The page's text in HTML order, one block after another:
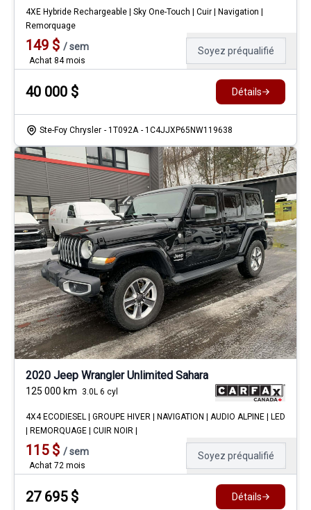
4XE Hybride Rechargeable | Sky One-Touch | Cuir | Navigation |
Remorquage
149 $ /sem
Achat 84 mois
Soyez préqualifié
40 000 $ Détails
Ste-Foy Chrysler - 1T092A - 1C4JJXP65NW119638
2020 Jeep Wrangler Unlimited Sahara
125 000 km 3.0L 6 cyl
4X4 ECODIESEL | GROUPE HIVER | NAVIGATION | AUDIO ALPINE | LED
| REMORQUAGE | CUIR NOIR |
115$ /sem
Achat 72 mois
Soyez préqualifié
27 695$ Détails